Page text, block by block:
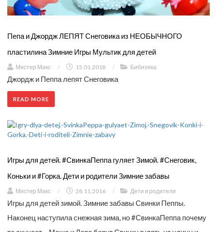
Пепа и Джордж ЛЕПЯТ Снеговика из НЕОБЫЧНОГО
пластилина Зимние Игры Мультик для детей
Мистер Макс / 15.01.2018 / Бибизяка
Джордж и Пеппа лепят Снеговика
READ MORE
Игры для детей. #СвинкаПеппа гуляет Зимой. #Снеговик,
Коньки и #Горка. Дети и родители Зимние забавы
Мистер Макс / 28.11.2016 / Дети и родители
Игры для детей зимой. Зимние забавы Свинки Пеппы.
Наконец наступила снежная зима, но #СвинкаПеппа почему